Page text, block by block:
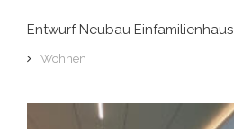
Entwurf Neubau Einfamilienhaus
Wohnen